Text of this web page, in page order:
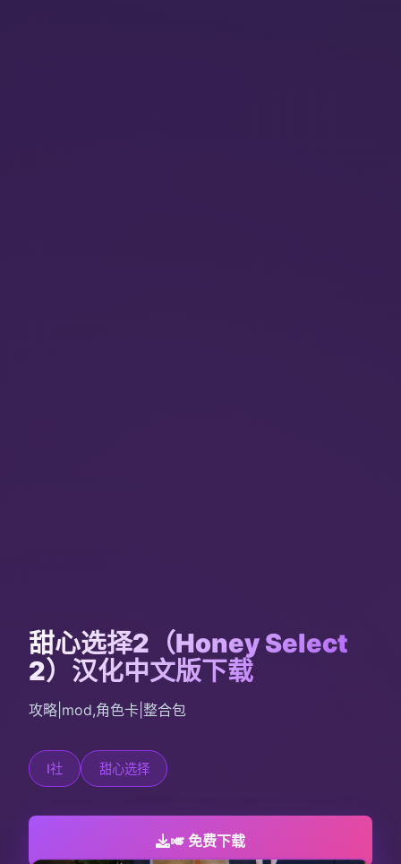
甜心选择2（Honey Select
2）汉化中文版下载
攻略|mod,角色卡|整合包
I社 甜心选择
🎺 免费下载